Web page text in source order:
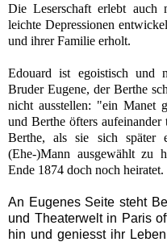
Die Leserschaft erlebt auch
leichte Depressionen
und ihrer Familie erholt.
Edouard ist egoistisch und
Bruder Eugene, der Berthe
nicht ausstellen: "ein Manet
und Berthe öfters
Berthe, als sie sich später
(Ehe-)Mann ausgewählt zu
Ende 1874 doch noch heiratet.
An Eugenes Seite steht
und Theaterwelt in Paris
hin und geniesst ihr